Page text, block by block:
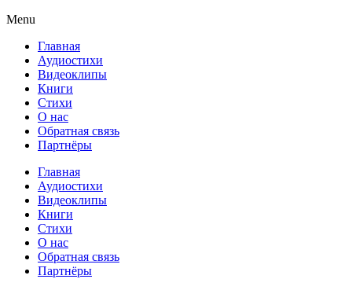
Menu
Главная
Аудиостихи
Видеоклипы
Книги
Стихи
О нас
Обратная связь
Партнёры
Главная
Аудиостихи
Видеоклипы
Книги
Стихи
О нас
Обратная связь
Партнёры